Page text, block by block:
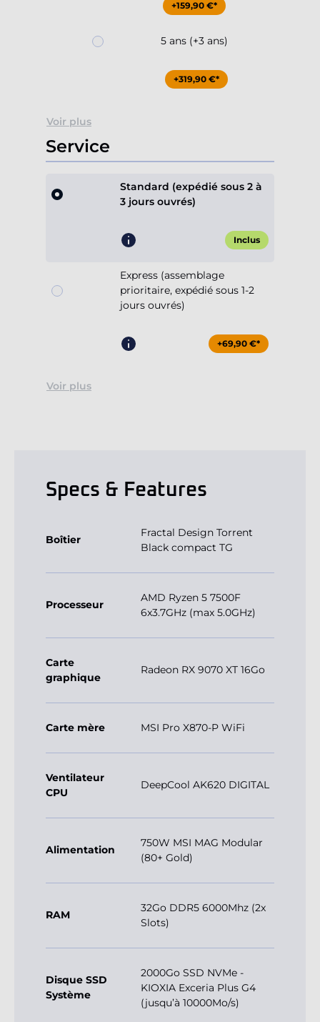
+159,90 €*
5 ans (+3 ans)
+319,90 €*
Voir plus
Service
Standard (expédié sous 2 à
3 jours ouvrés)
Inclus
Express (assemblage
prioritaire, expédié sous 1-2
jours ouvrés)
+69,90 €*
Voir plus
Specs & Features
Boîtier
Fractal Design Torrent
Black compact TG
Processeur
AMD Ryzen 5 7500F
6x3.7GHz (max 5.0GHz)
Carte
graphique
Radeon RX 9070 XT 16Go
Carte mère MSI Pro X870-P WiFi
Ventilateur
CPU
DeepCool AK620 DIGITAL
Alimentation
750W MSI MAG Modular
(80+ Gold)
RAM
32Go DDR5 6000Mhz (2x
Slots)
Disque SSD
Système
2000Go SSD NVMe -
KIOXIA Exceria Plus G4
(jusqu’à 10000Mo/s)